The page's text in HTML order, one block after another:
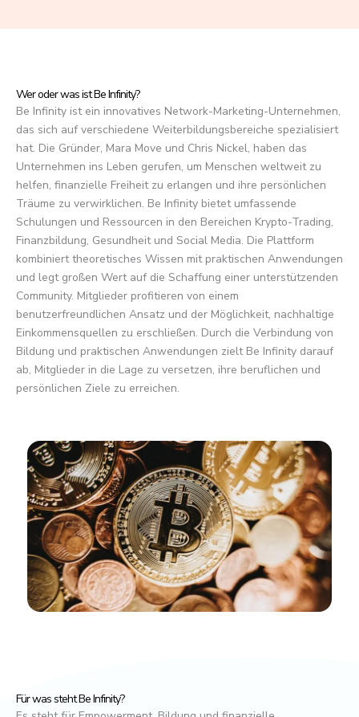
5
Wer oder was ist Be Infinity?
Be Infinity ist ein innovatives Network-Marketing-Unternehmen,
das sich auf verschiedene Weiterbildungsbereiche spezialisiert
hat. Die Gründer, Mara Move und Chris Nickel, haben das
Unternehmen ins Leben gerufen, um Menschen weltweit zu
helfen, finanzielle Freiheit zu erlangen und ihre persönlichen
Träume zu verwirklichen. Be Infinity bietet umfassende
Schulungen und Ressourcen in den Bereichen Krypto-Trading,
Finanzbildung, Gesundheit und Social Media. Die Plattform
kombiniert theoretisches Wissen mit praktischen Anwendungen
und legt großen Wert auf die Schaffung einer unterstützenden
Community. Mitglieder profitieren von einem
benutzerfreundlichen Ansatz und der Möglichkeit, nachhaltige
Einkommensquellen zu erschließen. Durch die Verbindung von
Bildung und praktischen Anwendungen zielt Be Infinity darauf
ab, Mitglieder in die Lage zu versetzen, ihre beruflichen und
persönlichen Ziele zu erreichen.
Für was steht Be Infinity?